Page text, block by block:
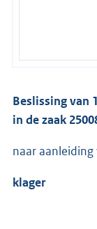
Beslissing van
in de zaak
naar
klager